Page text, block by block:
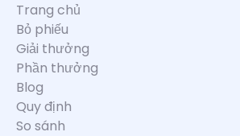
Trang chủ
Bỏ phiếu
Giải thưởng
Phần thưởng
Blog
Quy định
So sánh